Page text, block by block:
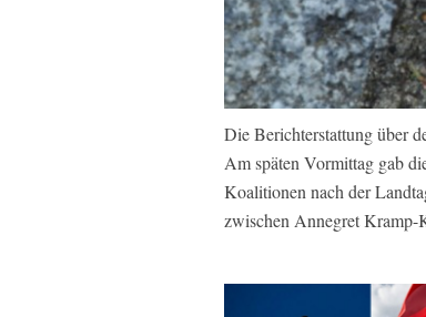
Die Berichterstattung über
Am späten Vormittag gab
Koalitionen nach der
zwischen Annegret Kramp-